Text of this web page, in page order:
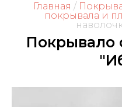
Главная /
покрывала и
Покрывало